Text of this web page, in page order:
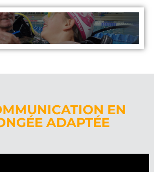
EN
ADAPTÉE